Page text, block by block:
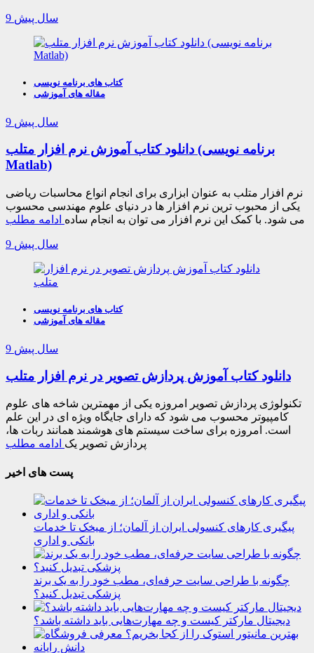
9 سال پیش
کتاب های برنامه نویسی
مقاله های آموزشی
9 سال پیش
دانلود کتاب آموزش نرم افزار متلب (برنامه نویسی
Matlab)
نرم افزار متلب به عنوان ابزاری برای انجام انواع محاسبات ریاضی
یکی از محبوب ترین نرم افزار ها در دنیای علوم مهندسی محسوب
می شود. با کمک این نرم افزار می توان به انجام ساده ادامه مطلب
9 سال پیش
کتاب های برنامه نویسی
مقاله های آموزشی
9 سال پیش
دانلود کتاب آموزش پردازش تصویر در نرم افزار متلب
تکنولوژی پردازش تصویر امروزه یکی از مهمترین شاخه های علوم
کامپیوتر محسوب می شود که دارای جایگاه ویژه ای در این علم
است. امروزه برای ساخت سیستم های هوشمند همانند ربات ها،
پردازش تصویر یک ادامه مطلب
پست های اخیر
پیگیری کارهای کنسولی ایران از آلمان؛ از میخک تا خدمات
بانکی و اداری
چگونه با طراحی سایت حرفه‌ای، مطب خود را به یک برند
پزشکی تبدیل کنید؟
دیجیتال مارکتر کیست و چه مهارت‌هایی باید داشته باشد؟